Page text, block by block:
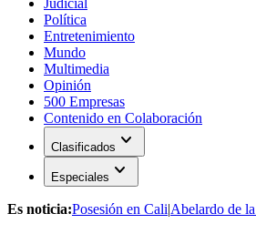
Judicial
Política
Entretenimiento
Mundo
Multimedia
Opinión
500 Empresas
Contenido en Colaboración
Clasificados expand_more
Especiales expand_more
Es noticia:Posesión en Cali|Abelardo de